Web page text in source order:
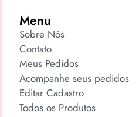
Menu
Sobre Nós
Contato
Meus Pedidos
Acompanhe seus pedidos
Editar Cadastro
Todos os Produtos